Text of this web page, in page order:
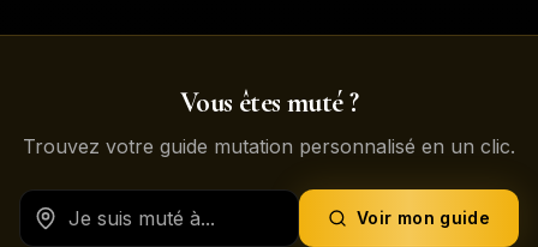
Vous êtes muté ?
Trouvez votre guide mutation personnalisé en un clic.
Voir mon guide